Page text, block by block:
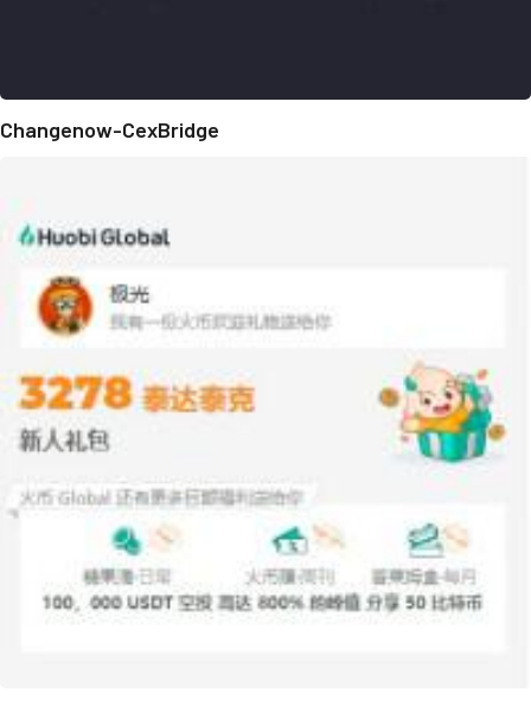
Changenow-CexBridge